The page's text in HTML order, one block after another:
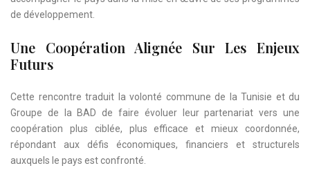
de développement.
Une Coopération Alignée Sur Les Enjeux
Futurs
Cette rencontre traduit la volonté commune de la Tunisie et du
Groupe de la BAD de faire évoluer leur partenariat vers une
coopération plus ciblée, plus efficace et mieux coordonnée,
répondant aux défis économiques, financiers et structurels
auxquels le pays est confronté.